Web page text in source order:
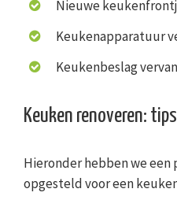
Nieuwe
Keukenapparatuur
Keukenbeslag
Keuken renoveren:
Hieronder hebben we een
opgesteld voor een